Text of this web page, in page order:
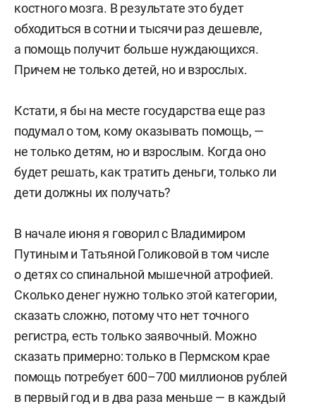
костного мозга. В результате это будет
обходиться в сотни и тысячи раз дешевле,
а помощь получит больше нуждающихся.
Причем не только детей, но и взрослых.
Кстати, я бы на месте государства еще раз
подумал о том, кому оказывать помощь, —
не только детям, но и взрослым. Когда оно
будет решать, как тратить деньги, только ли
дети должны их получать?
В начале июня я говорил с Владимиром
Путиным и Татьяной Голиковой в том числе
о детях со спинальной мышечной атрофией.
Сколько денег нужно только этой категории,
сказать сложно, потому что нет точного
регистра, есть только заявочный. Можно
сказать примерно: только в Пермском крае
помощь потребует 600–700 миллионов рублей
в первый год и в два раза меньше — в каждый